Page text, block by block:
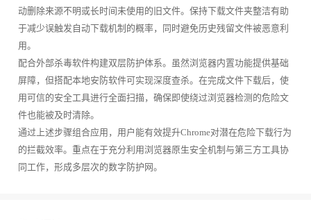
动删除来源不明或长时间未使用的旧文件。保持下载文件夹整洁有助
于减少误触发自动下载机制的概率，同时避免历史残留文件被恶意利
用。
配合外部杀毒软件构建双层防护体系。虽然浏览器内置功能提供基础
屏障，但搭配本地安防软件可实现深度查杀。在完成文件下载后，使
用可信的安全工具进行全面扫描，确保即使绕过浏览器检测的危险文
件也能被及时清除。
通过上述步骤组合应用，用户能有效提升Chrome对潜在危险下载行为
的拦截效率。重点在于充分利用浏览器原生安全机制与第三方工具协
同工作，形成多层次的数字防护网。